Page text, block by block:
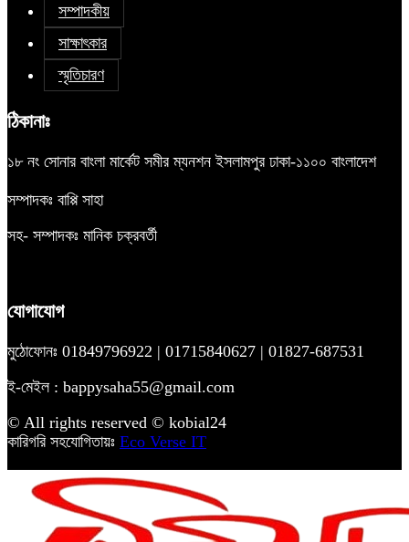
সম্পাদকীয়
সাক্ষাৎকার
স্মৃতিচারণ
ঠিকানাঃ
১৮ নং সোনার বাংলা মার্কেট সমীর ম্যনশন ইসলামপুর ঢাকা-১১০০ বাংলাদেশ
সম্পাদকঃ বাপ্পি সাহা
সহ- সম্পাদকঃ মানিক চক্রবর্তী
যোগাযোগ
মুঠোফোনঃ 01849796922 | 01715840627 | 01827-687531
ই-মেইল : bappysaha55@gmail.com
© All rights reserved © kobial24
কারিগরি সহযোগিতায়ঃ Eco Verse IT